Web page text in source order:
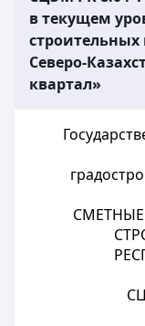
в текущем
Северо-
квартал»